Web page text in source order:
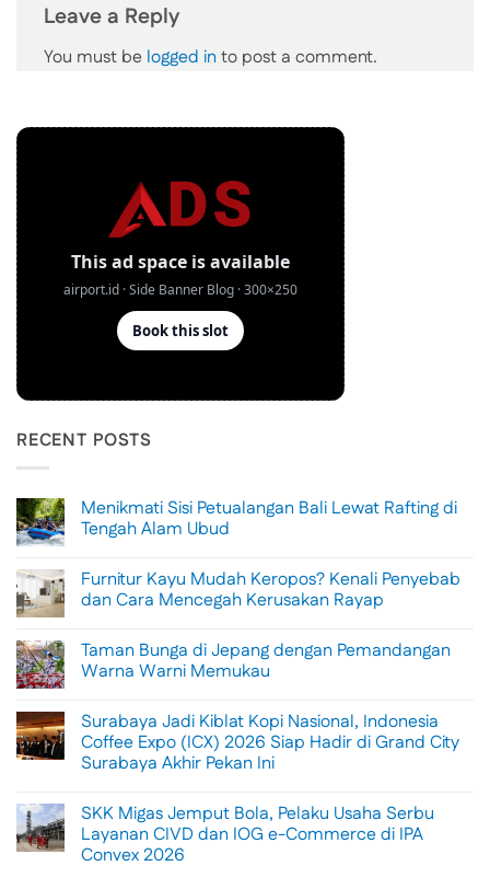
Leave a Reply
You must be logged in to post a comment.
RECENT POSTS
Menikmati Sisi Petualangan Bali Lewat Rafting di
Tengah Alam Ubud
on
Menikmati
Sisi
Lewat
Rafting
di
Ubud
Furnitur Kayu Mudah Keropos? Kenali Penyebab
dan Cara Mencegah Kerusakan Rayap
on
Furnitur
Kayu
Kenali
Penyebab
dan
Cara
Rayap
Taman Bunga di Jepang dengan Pemandangan
Warna Warni Memukau
on
Taman
Bunga
di
Pemandangan
Warna
Warni
Memukau
Surabaya Jadi Kiblat Kopi Nasional, Indonesia
Coffee Expo (ICX) 2026 Siap Hadir di Grand City
Surabaya Akhir Pekan Ini
on
Surabaya
Jadi
Kiblat
SKK Migas Jemput Bola, Pelaku Usaha Serbu
Layanan CIVD dan IOG e-Commerce di IPA
Convex 2026